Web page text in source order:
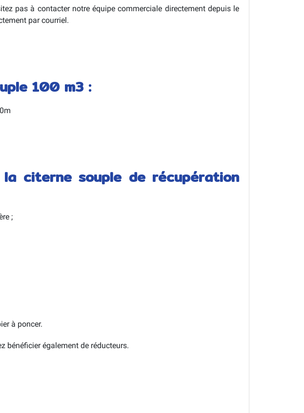
pas à contacter notre équipe commerciale directement depuis le
par courriel.
100 m3 :
citerne souple de récupération
;
à poncer.
bénéficier également de réducteurs.